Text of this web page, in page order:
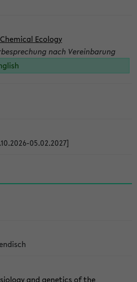
Ecology
nach Vereinbarung
05.02.2027]
and genetics of the